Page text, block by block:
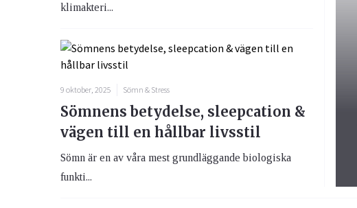
klimakteri...
9 oktober, 2025 Sömn & Stress
Sömnens betydelse, sleepcation &
vägen till en hållbar livsstil
Sömn är en av våra mest grundläggande biologiska
funkti...